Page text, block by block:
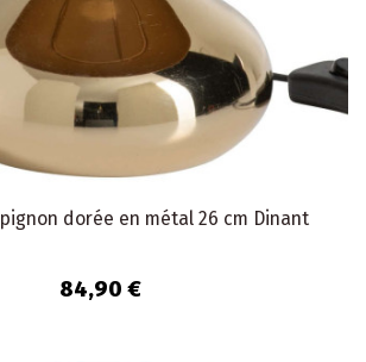
dorée en métal 26 cm Dinant
84,90 €